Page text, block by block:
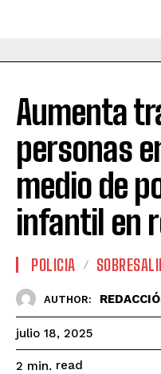
Aumenta
personas
medio de
infantil en
POLICIA
AUTHOR:
julio 18, 2025
2 min. read